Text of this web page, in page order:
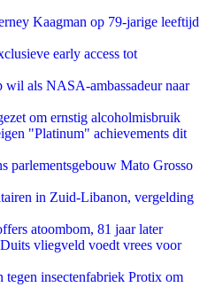
Kaagman op 79-jarige leeftijd
early access tot
als NASA-ambassadeur naar
om ernstig alcoholmisbruik
"Platinum" achievements dit
parlementsgebouw Mato Grosso
in Zuid-Libanon, vergelding
atoombom, 81 jaar later
vliegveld voedt vrees voor
insectenfabriek Protix om